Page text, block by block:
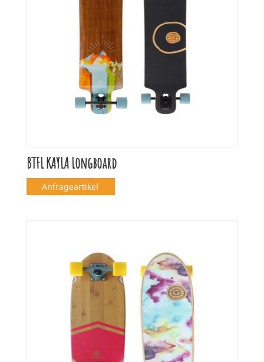
BTFL KAYLA Longboard
Anfrageartikel